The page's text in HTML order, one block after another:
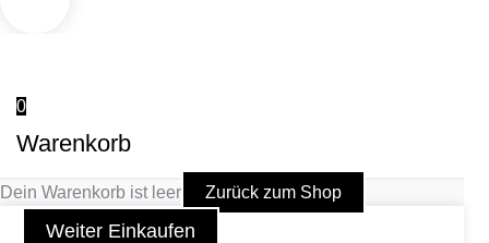
0
Warenkorb
Dein Warenkorb ist leer Zurück zum Shop
Weiter Einkaufen